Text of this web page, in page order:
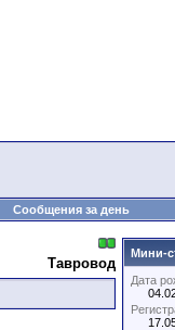
Сообщения за день
Тавровод
Мини-
Дата